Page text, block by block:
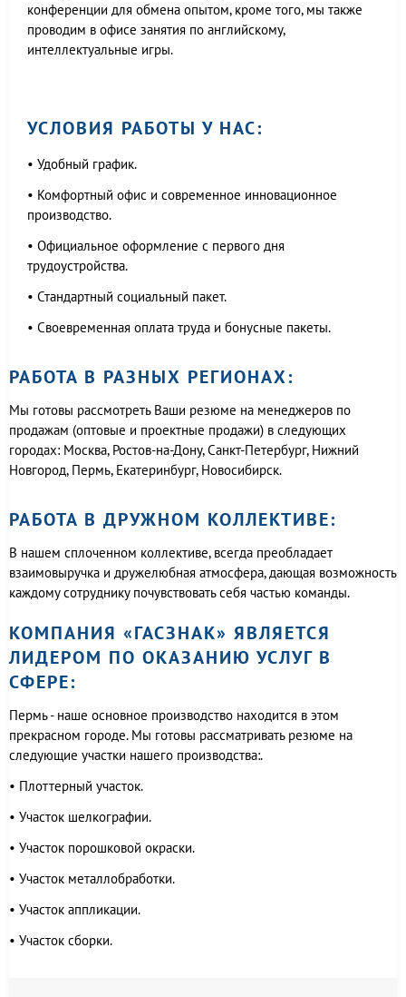
конференции для обмена опытом, кроме того, мы также
проводим в офисе занятия по английскому,
интеллектуальные игры.
УСЛОВИЯ РАБОТЫ У НАС:
• Удобный график.
• Комфортный офис и современное инновационное
производство.
• Официальное оформление с первого дня
трудоустройства.
• Стандартный социальный пакет.
• Своевременная оплата труда и бонусные пакеты.
РАБОТА В РАЗНЫХ РЕГИОНАХ:
Мы готовы рассмотреть Ваши резюме на менеджеров по
продажам (оптовые и проектные продажи) в следующих
городах: Москва, Ростов-на-Дону, Санкт-Петербург, Нижний
Новгород, Пермь, Екатеринбург, Новосибирск.
РАБОТА В ДРУЖНОМ КОЛЛЕКТИВЕ:
В нашем сплоченном коллективе, всегда преобладает
взаимовыручка и дружелюбная атмосфера, дающая возможность
каждому сотруднику почувствовать себя частью команды.
КОМПАНИЯ «ГАСЗНАК» ЯВЛЯЕТСЯ
ЛИДЕРОМ ПО ОКАЗАНИЮ УСЛУГ В
СФЕРЕ:
Пермь - наше основное производство находится в этом
прекрасном городе. Мы готовы рассматривать резюме на
следующие участки нашего производства:.
• Плоттерный участок.
• Участок шелкографии.
• Участок порошковой окраски.
• Участок металлобработки.
• Участок аппликации.
• Участок сборки.